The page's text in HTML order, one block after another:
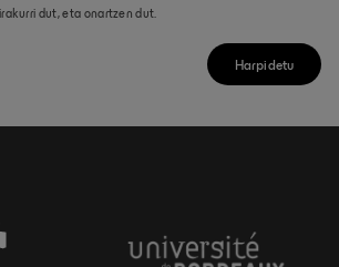
Harpidetu
irakurri dut, eta onartzen dut.